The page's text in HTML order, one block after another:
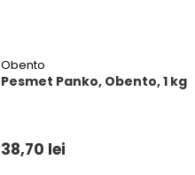
Obento
Pesmet Panko, Obento, 1 kg
38,70 lei